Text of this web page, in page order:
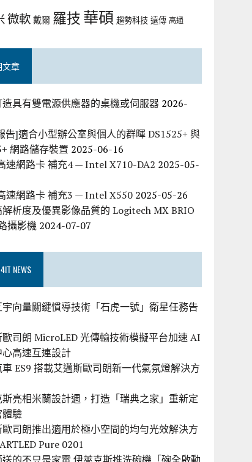
微軟 戴爾 羅技華碩 趨勢科技 遠傳 高通
文章
造具有雙電源供應器的桌機或伺服器 2026-
告]適合小型辦公室與個人的群暉 DS1525+ 與
網路儲存裝置 2025-06-16
速網路卡 補充4 — Intel X710-DA2 2025-05-
速網路卡 補充3 — Intel X550 2025-05-26
析度及優異影像品質的 Logitech MX BRIO
攝影機 2024-07-07
NEWS
向量關鍵慣導技術「石虎一號」衛星任務告
歐司朗 MicroLED 光傳輸技術模擬平台加速 AI
高速互連設計
ES9 搭載艾邁斯歐司朗新一代氣氛燈解決方
亮相米蘭設計週，打造「瑞典之家」重新定
驗
歐司朗推出適用於極小空間的均勻光效解決方
Pure 0201